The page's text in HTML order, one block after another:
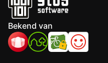
Bekend van